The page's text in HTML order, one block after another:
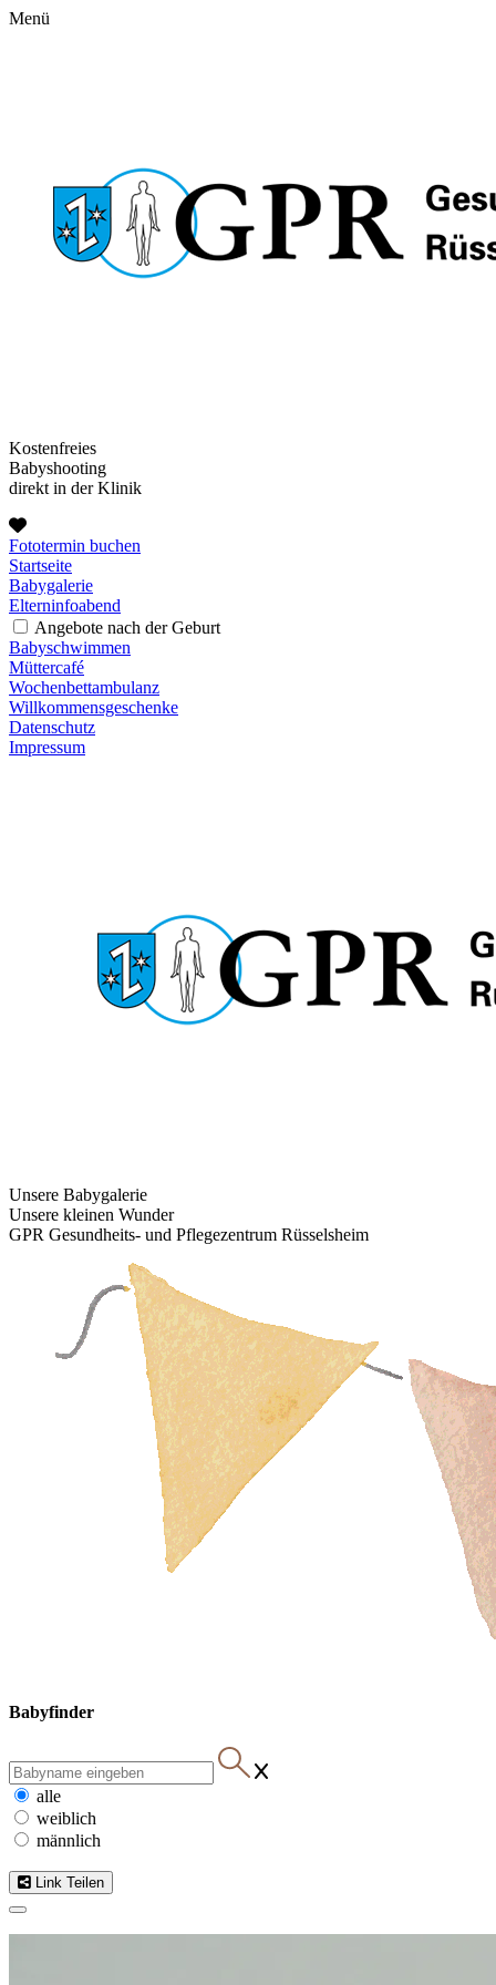
Menü
Kostenfreies
Babyshooting
direkt in der Klinik
Fototermin buchen
Startseite
Babygalerie
Elterninfoabend
Angebote nach der Geburt
Babyschwimmen
Müttercafé
Wochenbettambulanz
Willkommensgeschenke
Datenschutz
Impressum
Unsere Babygalerie
Unsere kleinen Wunder
GPR Gesundheits- und Pflegezentrum Rüsselsheim
Babyfinder
alle
weiblich
männlich
Link Teilen